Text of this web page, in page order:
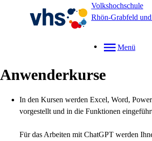
Volkshochschule
Rhön-Grabfeld
Menü
Anwenderkurse
In den Kursen werden Excel, Word,
vorgestellt und in die Funktionen
Für das Arbeiten mit ChatGPT werden